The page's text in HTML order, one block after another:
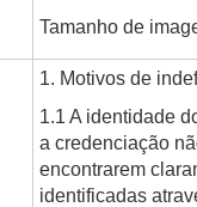
Tamanho de
1. Motivos de
1.1 A identidade
a credenciação
encontrarem
identificadas